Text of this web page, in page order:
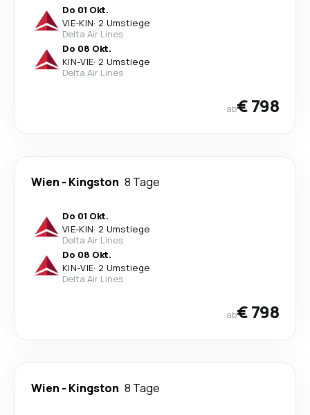
Do 01 Okt.
VIE-KIN· 2 Umstiege
Delta Air Lines
Do 08 Okt.
KIN-VIE· 2 Umstiege
Delta Air Lines
ab€ 798
Wien - Kingston 8 Tage
Do 01 Okt.
VIE-KIN· 2 Umstiege
Delta Air Lines
Do 08 Okt.
KIN-VIE· 2 Umstiege
Delta Air Lines
ab€ 798
Wien - Kingston 8 Tage